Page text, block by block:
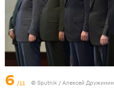
6 /11 © Sputnik / Алексей Дружинин